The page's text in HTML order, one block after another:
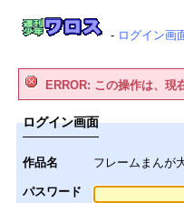
- ログイン画
ERROR: この操作は、現
ログイン画面
作品名 フレームまんが
パスワード